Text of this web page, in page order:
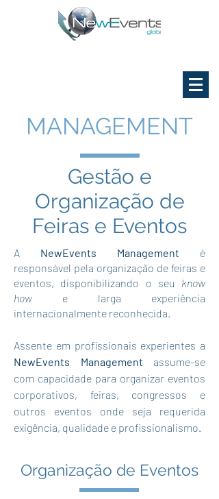
MANAGEMENT
Gestão e
Organização de
Feiras e Eventos
A NewEvents Management é
responsável pela organização de feiras e
eventos, disponibilizando o seu know
how e larga experiência
internacionalmente reconhecida.
Assente em profissionais experientes a
NewEvents Management assume-se
com capacidade para organizar eventos
corporativos, feiras, congressos e
outros eventos onde seja requerida
exigência, qualidade e profissionalismo.
Organização de Eventos